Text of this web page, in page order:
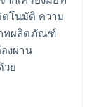
ตโนมัติ ความ
ภทผลิตภัณฑ์
งผ่าน
วย